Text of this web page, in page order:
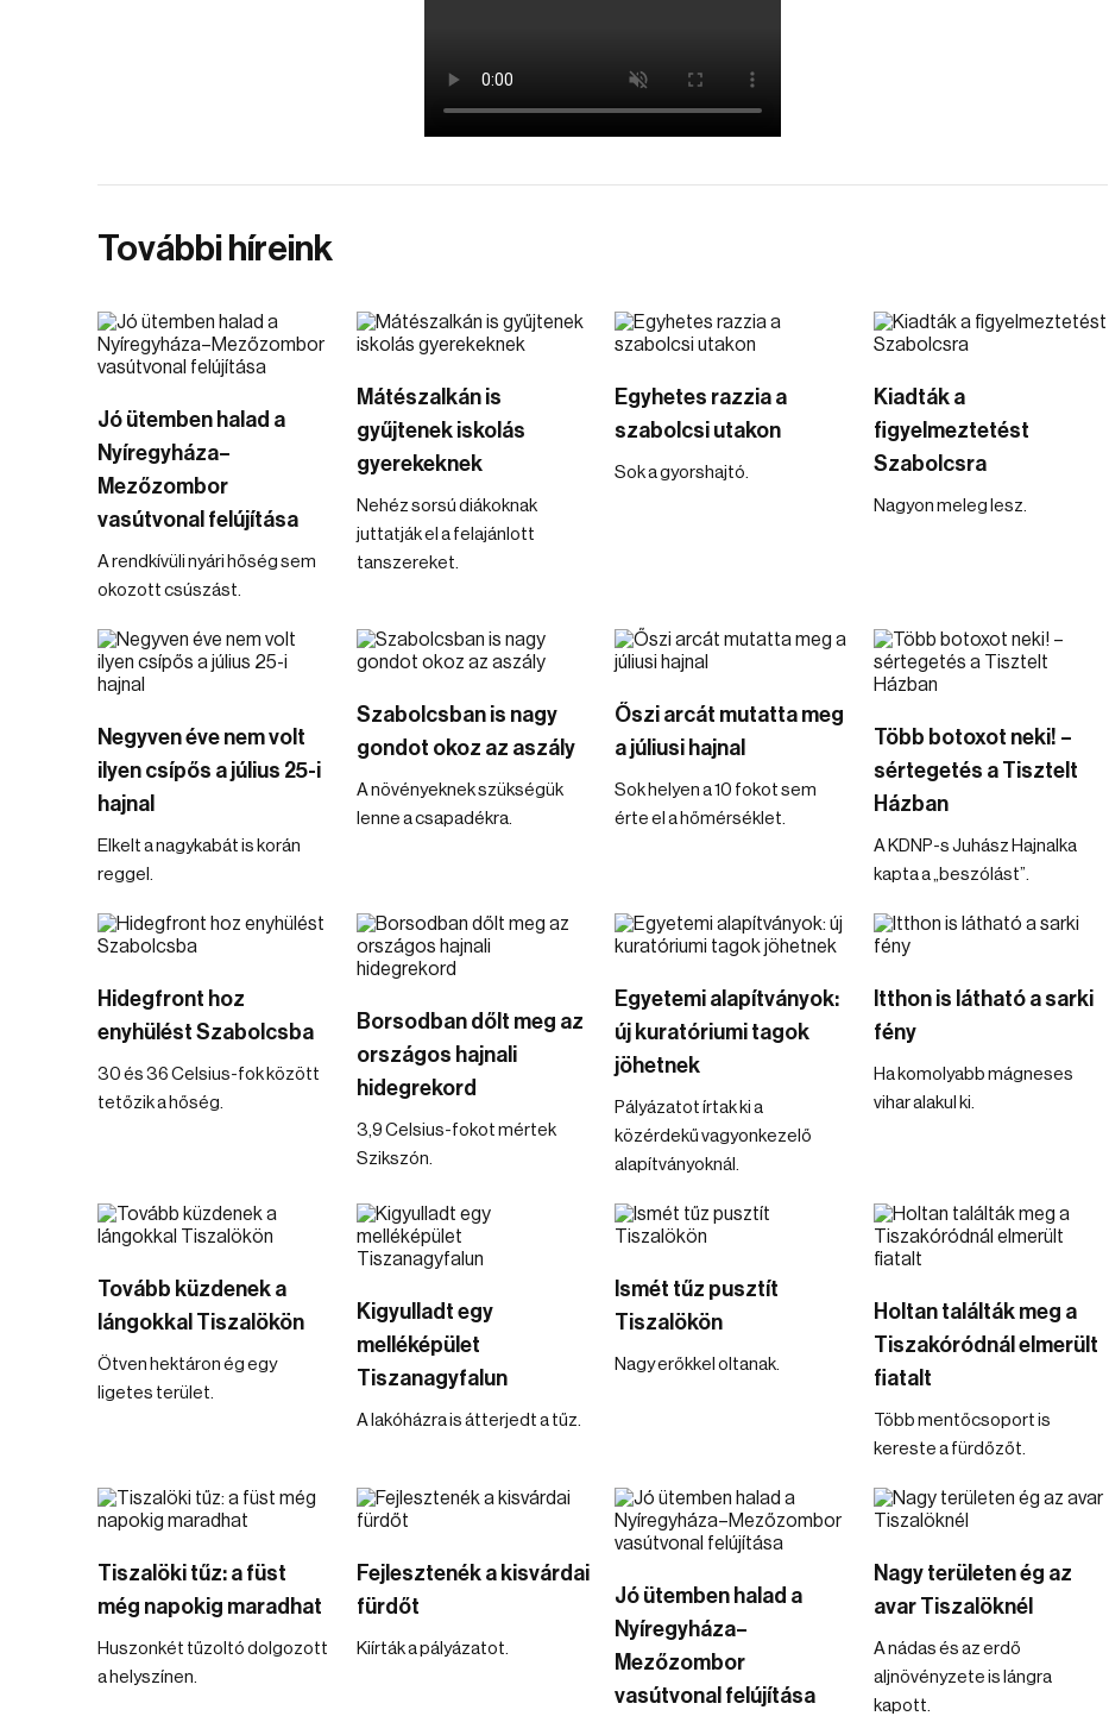
További híreink
Jó ütemben halad a
Nyíregyháza–
Mezőzombor
vasútvonal felújítása
A rendkívüli nyári hőség sem
okozott csúszást.
Mátészalkán is
gyűjtenek iskolás
gyerekeknek
Nehéz sorsú diákoknak
juttatják el a felajánlott
tanszereket.
Egyhetes razzia a
szabolcsi utakon
Sok a gyorshajtó.
Kiadták a
figyelmeztetést
Szabolcsra
Nagyon meleg lesz.
Negyven éve nem volt
ilyen csípős a július 25-i
hajnal
Elkelt a nagykabát is korán
reggel.
Szabolcsban is nagy
gondot okoz az aszály
A növényeknek szükségük
lenne a csapadékra.
Őszi arcát mutatta meg
a júliusi hajnal
Sok helyen a 10 fokot sem
érte el a hőmérséklet.
Több botoxot neki! –
sértegetés a Tisztelt
Házban
A KDNP-s Juhász Hajnalka
kapta a „beszólást”.
Hidegfront hoz
enyhülést Szabolcsba
30 és 36 Celsius-fok között
tetőzik a hőség.
Borsodban dőlt meg az
országos hajnali
hidegrekord
3,9 Celsius-fokot mértek
Szikszón.
Egyetemi alapítványok:
új kuratóriumi tagok
jöhetnek
Pályázatot írtak ki a
közérdekű vagyonkezelő
alapítványoknál.
Itthon is látható a sarki
fény
Ha komolyabb mágneses
vihar alakul ki.
Tovább küzdenek a
lángokkal Tiszalökön
Ötven hektáron ég egy
ligetes terület.
Kigyulladt egy
melléképület
Tiszanagyfalun
A lakóházra is átterjedt a tűz.
Ismét tűz pusztít
Tiszalökön
Nagy erőkkel oltanak.
Holtan találták meg a
Tiszakóródnál elmerült
fiatalt
Több mentőcsoport is
kereste a fürdőzőt.
Tiszalöki tűz: a füst
még napokig maradhat
Huszonkét tűzoltó dolgozott
a helyszínen.
Fejlesztenék a kisvárdai
fürdőt
Kiírták a pályázatot.
Jó ütemben halad a
Nyíregyháza–
Mezőzombor
vasútvonal felújítása
Nagy területen ég az
avar Tiszalöknél
A nádas és az erdő
aljnövényzete is lángra
kapott.